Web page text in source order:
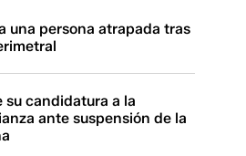
una persona atrapada tras
su candidatura a la
ante suspensión de la